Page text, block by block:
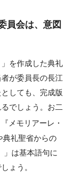
員会は、意図
を作成した典礼
が委員長の長江
しても、完成版
でしょう。お二
メモリアーレ・
典礼聖省からの
」は基本語句に
ょう。